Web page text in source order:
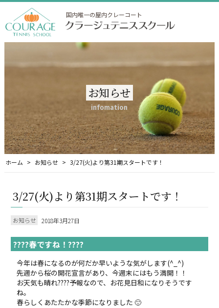
国内唯一の屋内クレーコート
お知らせ
infomation
ホーム お知らせ 3/27(火)より第31期スタートです！
3/27(火)より第31期スタートです！
お知らせ 2018年3月27日
????春ですね！????
今年は春になるのが何だか早いような気がします(^_^)
先週から桜の開花宣言があり、今週末にはもう満開！！
お天気も晴れ????予報なので、お花見日和になりそうです
ね。
春らしくあたたかな季節になりました 🙂